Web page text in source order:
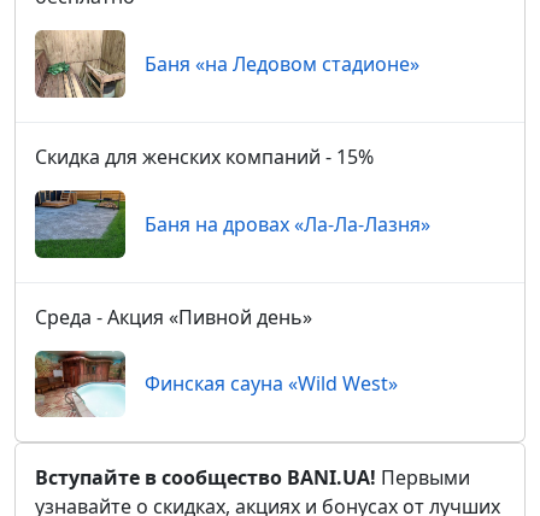
Баня «на Ледовом стадионе»
Скидка для женских компаний - 15%
Баня на дровах «Ла-Ла-Лазня»
Среда - Акция «Пивной день»
Финская сауна «Wild West»
Вступайте в сообщество BANI.UA! Первыми
узнавайте о скидках, акциях и бонусах от лучших